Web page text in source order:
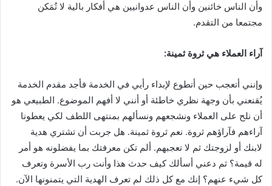
وأن الناس خائنين وأن الناس عدوانيين هي أفكار بالية لا تُمَكن
مجتمعا من التقدم.
آراء العملاء هي ثروة ثمينة:
وإنني أتعجب حين أتطوع لإبداء رأيي في الخدمة فأجد مقدم الخدمة
يُقنعني بأن وجهة نظري خاطئة أو أنني لا أفهم الموضوع. الطبيعي هو
أن نلح على العملاء ونشجعهم ونسألهم بمنتهى اللطف لكي يعطونا
آراءهم فآراؤهم ثروة. نعم ثروة ثمينة. هل جربت أن تشتري هدية
لابنك أو لزوجتك ثم لا تعجبهم. ألم تكن معرفتك بما يفضلونه هو أمر
له قيمة؟ ثم دعني أسألك كيف حدث هذا وأنت رب الأسرة وتعرف
كل شيء عنهم؟ إنك مع كل ذلك لم تعرف الهدية التي يتمنونها الآن.